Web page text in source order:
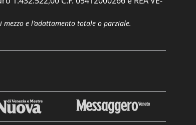
e l'adattamento totale o parziale.